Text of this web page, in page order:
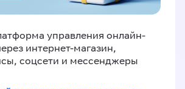
управления онлайн-
интернет-магазин,
соцсети и мессенджеры